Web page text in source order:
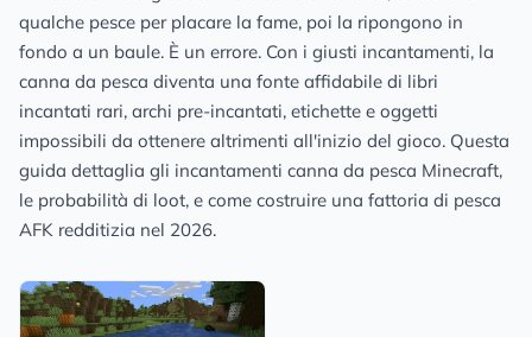
qualche pesce per placare la fame, poi la ripongono in
fondo a un baule. È un errore. Con i giusti incantamenti, la
canna da pesca diventa una fonte affidabile di libri
incantati rari, archi pre-incantati, etichette e oggetti
impossibili da ottenere altrimenti all'inizio del gioco. Questa
guida dettaglia gli incantamenti canna da pesca Minecraft,
le probabilità di loot, e come costruire una fattoria di pesca
AFK redditizia nel 2026.